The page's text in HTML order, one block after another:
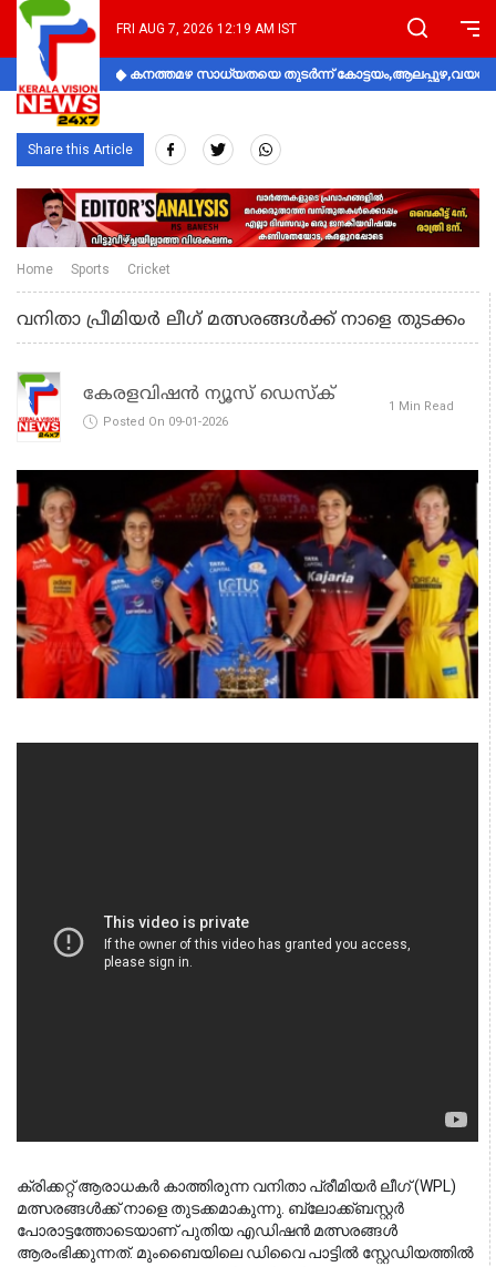
FRI AUG 7, 2026 12:19 AM IST
കനത്തമഴ സാധ്യതയെ തുടർന്ന്
Share this Article
Home Sports Cricket
വനിതാ പ്രീമിയര്‍ ലീഗ് മത്സരങ്ങള്‍ക്ക് നാളെ തുടക്കം
കേരളവിഷൻ ന്യൂസ് ഡെസ്‌ക്
Posted On 09-01-2026
1 Min Read
ക്രിക്കറ്റ് ആരാധകർ കാത്തിരുന്ന വനിതാ പ്രീമിയർ ലീഗ് (WPL)
മത്സരങ്ങൾക്ക് നാളെ തുടക്കമാകുന്നു. ബ്ലോക്ക്ബസ്റ്റർ
പോരാട്ടത്തോടെയാണ് പുതിയ എഡിഷൻ മത്സരങ്ങൾ
ആരംഭിക്കുന്നത്. മുംബൈയിലെ ഡിവൈ പാട്ടിൽ സ്റ്റേഡിയത്തിൽ